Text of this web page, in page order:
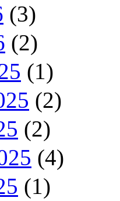
(3)
(2)
(1)
(2)
(2)
(4)
(1)